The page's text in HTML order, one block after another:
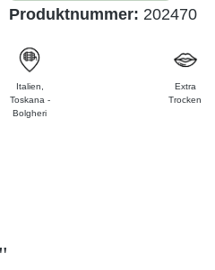
Produktnummer: 202470
Italien,
Toskana -
Bolgheri
Extra
Trocken